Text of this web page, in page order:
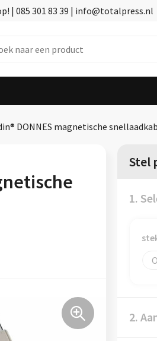
| 085 301 83 39 | info@totalpress.nl
DONNES magnetische
Stel
1.
2.